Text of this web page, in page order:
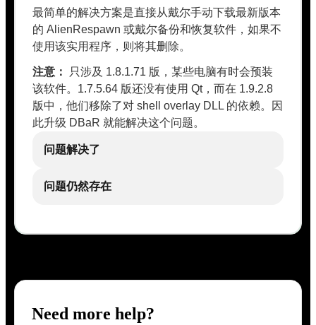
最简单的解决方案是直接从戴尔手动下载最新版本
的 AlienRespawn 或戴尔备份和恢复软件，如果不
使用该实用程序，则将其删除。
注意：
只涉及 1.8.1.71 版，某些电脑有时会预装
该软件。1.7.5.64 版还没有使用 Qt，而在 1.9.2.8
版中，他们移除了对 shell overlay DLL 的依赖。因
此升级 DBaR 就能解决这个问题。
问题解决了
问题仍然存在
Need more help?